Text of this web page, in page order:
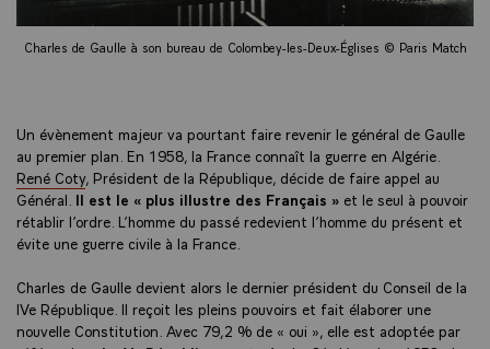
Charles de Gaulle à son bureau de Colombey-les-Deux-Églises © Paris Match
Un évènement majeur va pourtant faire revenir le général de Gaulle
au premier plan. En 1958, la France connaît la guerre en Algérie.
René Coty, Président de la République, décide de faire appel au
Général. Il est le « plus illustre des Français » et le seul à pouvoir
rétablir l’ordre. L’homme du passé redevient l’homme du présent et
évite une guerre civile à la France.
Charles de Gaulle devient alors le dernier président du Conseil de la
IVe République. Il reçoit les pleins pouvoirs et fait élaborer une
nouvelle Constitution. Avec 79,2 % de « oui », elle est adoptée par